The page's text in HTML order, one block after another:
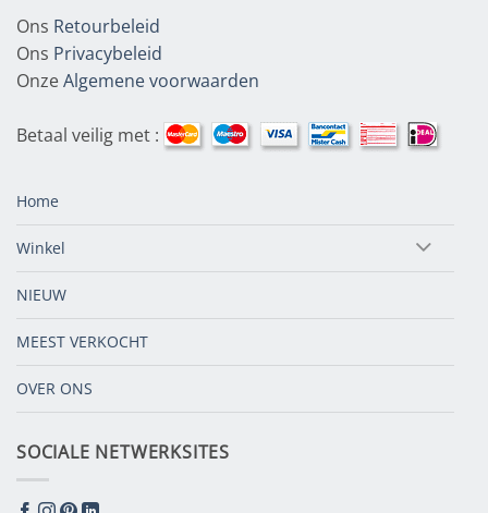
Ons Retourbeleid
Ons Privacybeleid
OnzeAlgemene voorwaarden
Betaal veilig met :
Home
Winkel
NIEUW
MEEST VERKOCHT
OVER ONS
SOCIALE NETWERKSITES